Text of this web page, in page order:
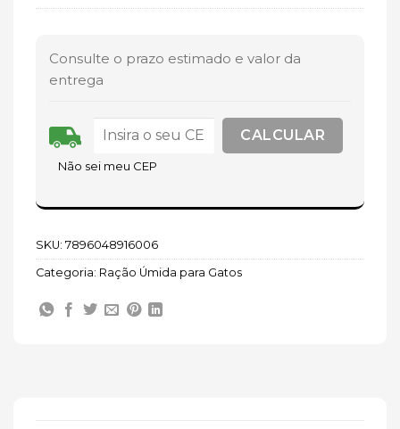
Consulte o prazo estimado e valor da
entrega
Não sei meu CEP
SKU: 7896048916006
Categoria: Ração Úmida para Gatos